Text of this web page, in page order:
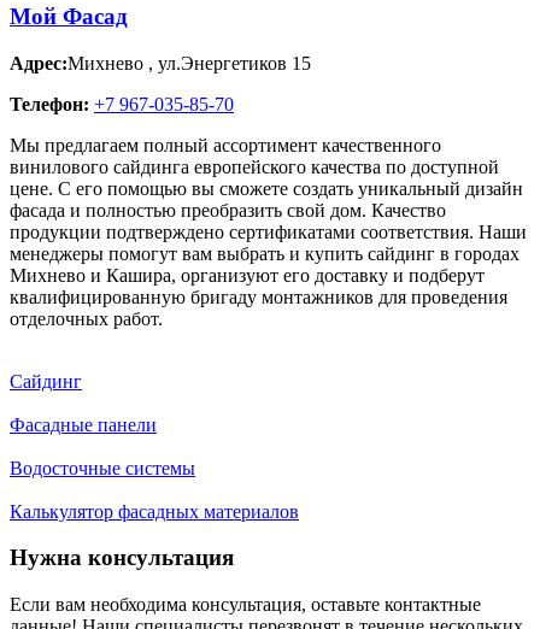
Мой Фасад
Адрес:Михнево , ул.Энергетиков 15
Телефон: +7 967-035-85-70
Мы предлагаем полный ассортимент качественного
винилового сайдинга европейского качества по доступной
цене. С его помощью вы сможете создать уникальный дизайн
фасада и полностью преобразить свой дом. Качество
продукции подтверждено сертификатами соответствия. Наши
менеджеры помогут вам выбрать и купить сайдинг в городах
Михнево и Кашира, организуют его доставку и подберут
квалифицированную бригаду монтажников для проведения
отделочных работ.
Сайдинг
Фасадные панели
Водосточные системы
Калькулятор фасадных материалов
Нужна консультация
Если вам необходима консультация, оставьте контактные